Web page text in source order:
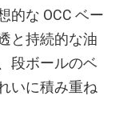
的な OCC ベー
と持続的な油
段ボールのベ
いに積み重ね